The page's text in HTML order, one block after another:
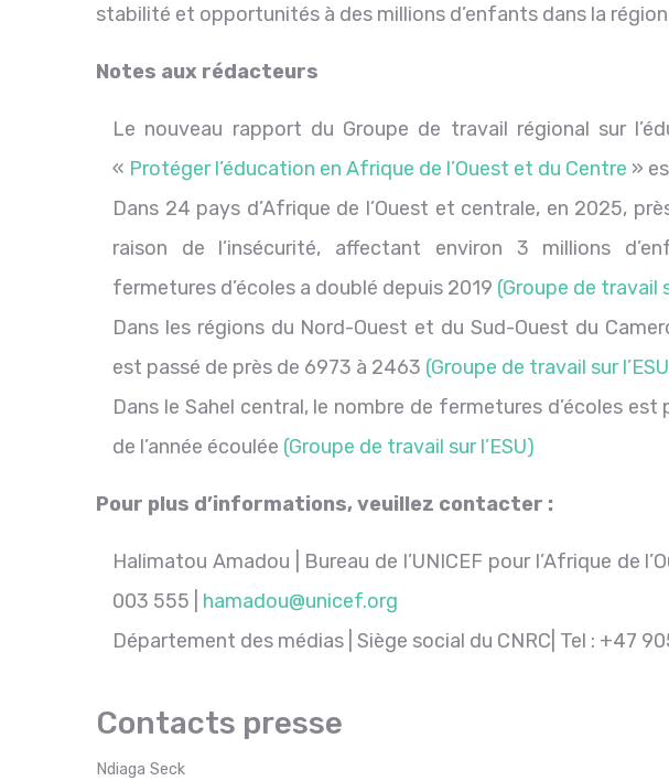
stabilité et opportunités à des millions d’enfants dans la
Notes aux rédacteurs
Le nouveau rapport du Groupe de travail régional sur
« Protéger l’éducation en Afrique de l’Ouest et du Centre »
Dans 24 pays d’Afrique de l’Ouest et centrale, en 2025,
raison de l’insécurité, affectant environ 3 millions
fermetures d’écoles a doublé depuis 2019 (Groupe de travail
Dans les régions du Nord-Ouest et du Sud-Ouest du
est passé de près de 6973 à 2463 (Groupe de travail sur
Dans le Sahel central, le nombre de fermetures d’écoles
de l’année écoulée (Groupe de travail sur l’ESU)
Pour plus d’informations, veuillez contacter :
Halimatou Amadou | Bureau de l’UNICEF pour l’Afrique de
003 555 | hamadou@unicef.org
Département des médias | Siège social du CNRC| Tel : +47
Contacts presse
Ndiaga Seck